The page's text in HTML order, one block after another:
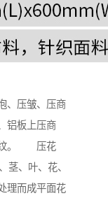
、压皱、压商
铝板上压商
纹。 压花
茎、叶、花、
理而成平面花